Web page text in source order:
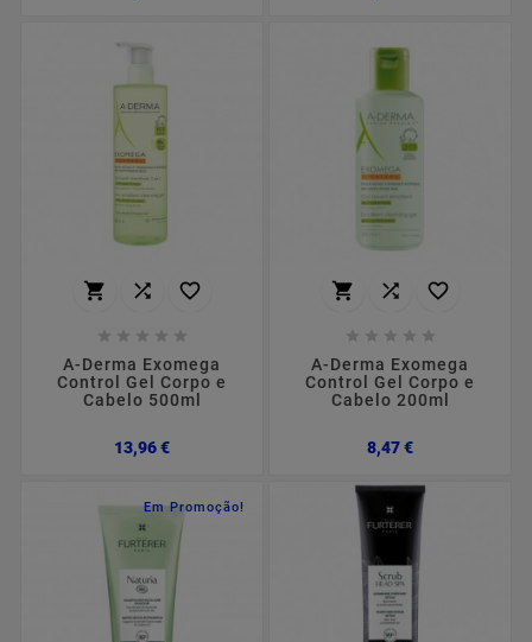
  
    
A-Derma Exomega
Control Gel Corpo e
Cabelo 500ml
13,96 €Preço
  
    
A-Derma Exomega
Control Gel Corpo e
Cabelo 200ml
8,47 €Preço
Em Promoção!